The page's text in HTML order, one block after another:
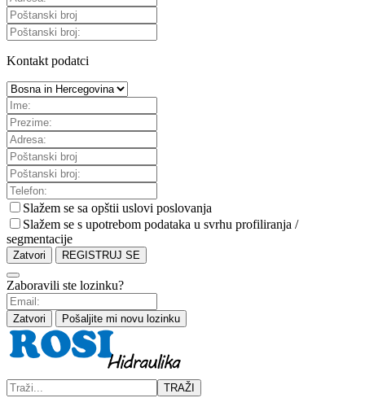
Kontakt podatci
Slažem se sa opštii uslovi poslovanja
Slažem se s upotrebom podataka u svrhu profiliranja /
segmentacije
Zatvori REGISTRUJ SE
Zaboravili ste lozinku?
Zatvori Pošaljite mi novu lozinku
TRAŽI